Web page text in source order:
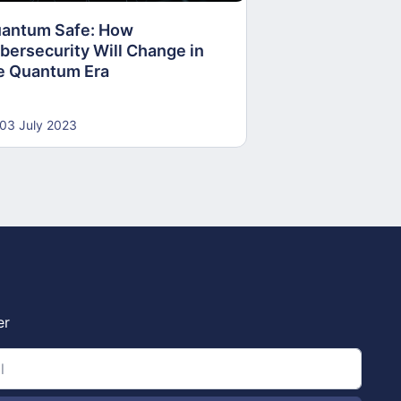
Safe: How
Will Change in
Quantum Era
03 July 2023